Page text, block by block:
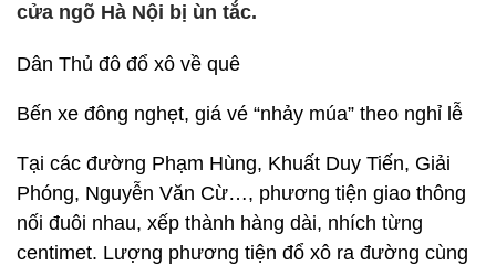
cửa ngõ Hà Nội bị ùn tắc.
Dân Thủ đô đổ xô về quê
Bến xe đông nghẹt, giá vé “nhảy múa” theo nghỉ lễ
Tại các đường Phạm Hùng, Khuất Duy Tiến, Giải
Phóng, Nguyễn Văn Cừ…, phương tiện giao thông
nối đuôi nhau, xếp thành hàng dài, nhích từng
centimet. Lượng phương tiện đổ xô ra đường cùng